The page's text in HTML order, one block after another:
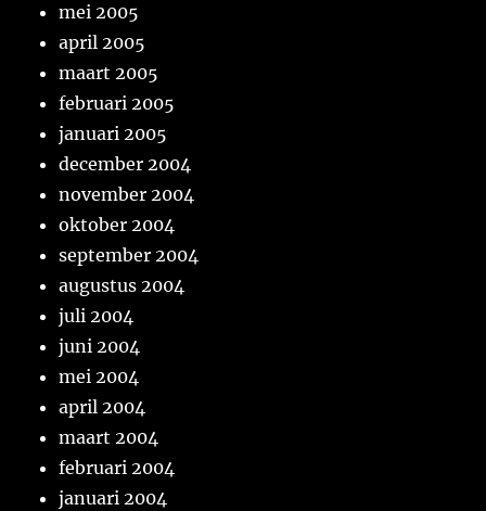
mei 2005
april 2005
maart 2005
februari 2005
januari 2005
december 2004
november 2004
oktober 2004
september 2004
augustus 2004
juli 2004
juni 2004
mei 2004
april 2004
maart 2004
februari 2004
januari 2004